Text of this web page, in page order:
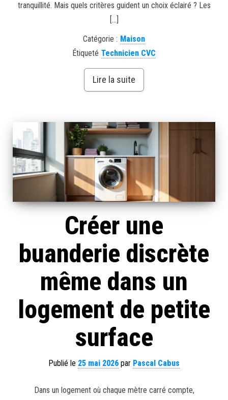
tranquillité. Mais quels critères guident un choix éclairé ? Les
[…]
Catégorie : Maison
Étiqueté Technicien CVC
Lire la suite
Créer une
buanderie discrète
même dans un
logement de petite
surface
Publié le 25 mai 2026 par Pascal Cabus
Dans un logement où chaque mètre carré compte,